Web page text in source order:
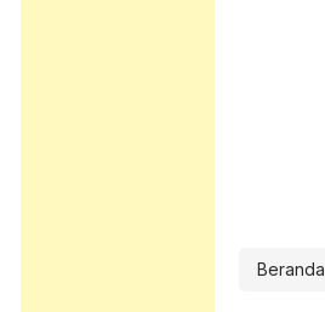
Beranda